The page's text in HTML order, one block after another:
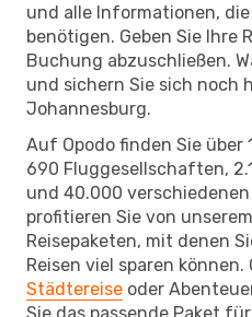
und alle Informationen,
benötigen. Geben Sie Ihre
Buchung abzuschließen.
und sichern Sie sich noch
Johannesburg.
Auf Opodo finden Sie über
690 Fluggesellschaften,
und 40.000
profitieren Sie von
Reisepaketen, mit denen
Reisen viel sparen können.
Städtereise oder